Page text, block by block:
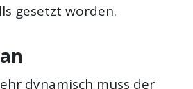
gesetzt worden.
dynamisch muss der